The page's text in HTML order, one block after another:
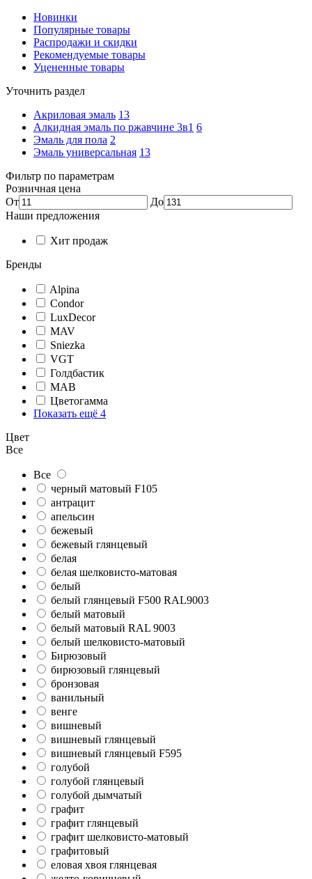
Новинки
Популярные товары
Распродажи и скидки
Рекомендуемые товары
Уцененные товары
Уточнить раздел
Акриловая эмаль 13
Алкидная эмаль по ржавчине 3в1 6
Эмаль для пола 2
Эмаль универсальная 13
Фильтр по параметрам
Розничная цена
От
До
Наши предложения
Хит продаж
Бренды
Alpina
Condor
LuxDecor
MAV
Sniezka
VGT
Голдбастик
МАВ
Цветогамма
Показать ещё 4
Цвет
Все
Все
черный матовый F105
антрацит
апельсин
бежевый
бежевый глянцевый
белая
белая шелковисто-матовая
белый
белый глянцевый F500 RAL9003
белый матовый
белый матовый RAL 9003
белый шелковисто-матовый
Бирюзовый
бирюзовый глянцевый
бронзовая
ванильный
венге
вишневый
вишневый глянцевый
вишневый глянцевый F595
голубой
голубой глянцевый
голубой дымчатый
графит
графит глянцевый
графит шелковисто-матовый
графитовый
еловая хвоя глянцевая